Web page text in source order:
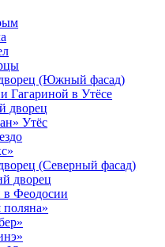
(Южный фасад)
Гагариной в Утёсе
дворец
Утёс
(Северный фасад)
дворец
в Феодосии